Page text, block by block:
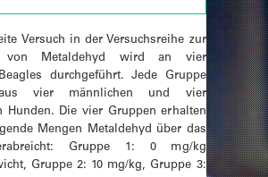
Versuch in der Versuchsreihe zur
von Metaldehyd wird an vier
durchgeführt. Jede Gruppe
vier männlichen und vier
Hunden. Die vier Gruppen erhalten
Mengen Metaldehyd über das
Gruppe 1: 0 mg/kg
Gruppe 2: 10 mg/kg, Gruppe 3: